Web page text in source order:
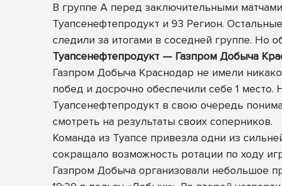
В группе А перед заключительными
Туапсенефтепродукт и 93 Регион.
следили за итогами в соседней группе. Но
Туапсенефтепродукт — Газпром Добыча
Газпром Добыча Краснодар не имели
побед и досрочно обеспечили себе 1
Туапсенефтепродукт в свою очередь
смотреть на результаты своих соперников.
Команда из Туапсе привезла одни из
сокращало возможность ротации по ходу
Газпром Добыча организовали небольшое